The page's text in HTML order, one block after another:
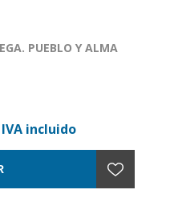
PUEBLO Y ALMA
IVA incluido